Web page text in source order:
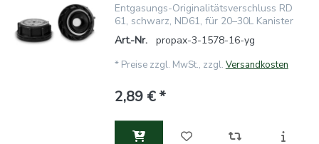
Entgasungs-Originalitätsverschluss RD
61, schwarz, ND61, für 20–30L Kanister
Art.-Nr.
propax-3-1578-16-yg
* Preise zzgl. MwSt., zzgl. Versandkosten
2,89 € *